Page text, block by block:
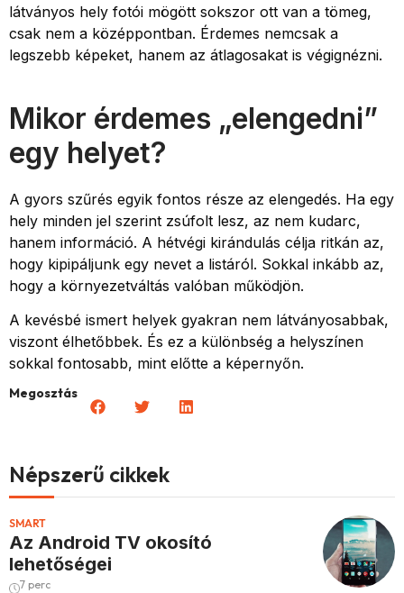
látványos hely fotói mögött sokszor ott van a tömeg,
csak nem a középpontban. Érdemes nemcsak a
legszebb képeket, hanem az átlagosakat is végignézni.
Mikor érdemes „elengedni”
egy helyet?
A gyors szűrés egyik fontos része az elengedés. Ha egy
hely minden jel szerint zsúfolt lesz, az nem kudarc,
hanem információ. A hétvégi kirándulás célja ritkán az,
hogy kipipáljunk egy nevet a listáról. Sokkal inkább az,
hogy a környezetváltás valóban működjön.
A kevésbé ismert helyek gyakran nem látványosabbak,
viszont élhetőbbek. És ez a különbség a helyszínen
sokkal fontosabb, mint előtte a képernyőn.
Megosztás
Népszerű cikkek
SMART
Az Android TV okosító
lehetőségei
7 perc